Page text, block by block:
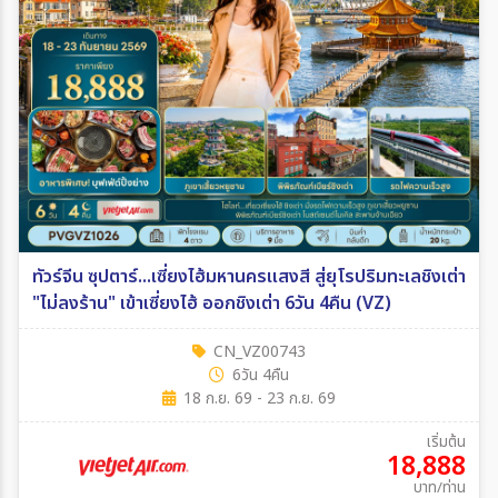
ทัวร์จีน ซุปตาร์...เซี่ยงไฮ้มหานครแสงสี สู่ยุโรปริมทะเลชิงเต่า
"ไม่ลงร้าน" เข้าเซี่ยงไฮ้ ออกชิงเต่า 6วัน 4คืน (VZ)
CN_VZ00743
6วัน 4คืน
18 ก.ย. 69 - 23 ก.ย. 69
เริ่มต้น
18,888
บาท/ท่าน